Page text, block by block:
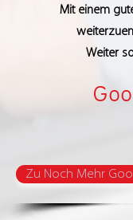
Mit einem
Weiter
Zu Noch Mehr